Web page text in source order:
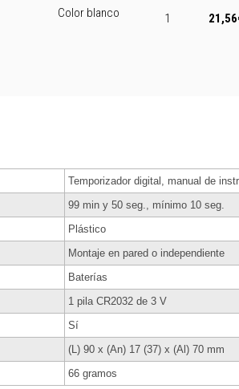
Color blanco 1 21,56
Temporizador digital, manual de
99 min y 50 seg., mínimo 10 seg.
Plástico
Montaje en pared o independiente
Baterías
1 pila CR2032 de 3 V
Sí
(L) 90 x (An) 17 (37) x (Al) 70 mm
66 gramos